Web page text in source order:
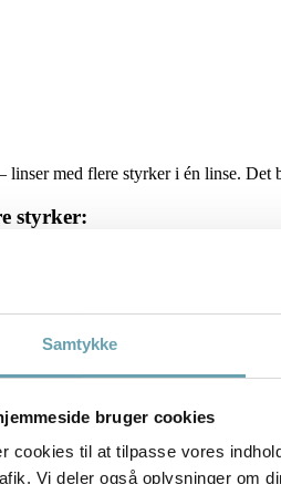
Samtykke
bruger cookies
cookies til at tilpasse vores
Vi deler også oplysninger om
linser med flere styrker i én linse.
styrker:
på mellemlang afstand, og en
for aldersbetinget
gør det sværere at fokusere på
fremmest, at du vil opleve en mere
dit syn være skarpt i alle de